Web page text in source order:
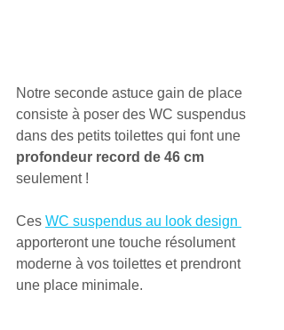
Notre seconde astuce gain de place
consiste à poser des WC suspendus
dans des petits toilettes qui font une
profondeur record de 46 cm
seulement !
Ces WC suspendus au look design
apporteront une touche résolument
moderne à vos toilettes et prendront
une place minimale.